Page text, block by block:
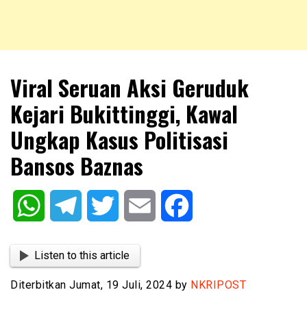
NKRIPOST
Viral Seruan Aksi Geruduk
Kejari Bukittinggi, Kawal
Ungkap Kasus Politisasi
Bansos Baznas
WhatsAppTelegram Twitter Email
Listen to this article
Diterbitkan Jumat, 19 Juli, 2024 by NKRIPOST